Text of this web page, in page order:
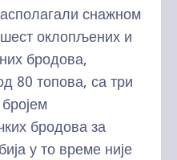
снажном
оклопљених и
бродова,
80 топова, са три
бродова за
у то време није